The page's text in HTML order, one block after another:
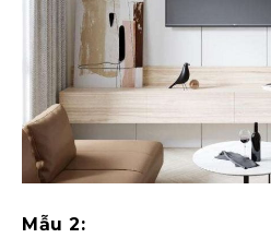
Mẫu 2: